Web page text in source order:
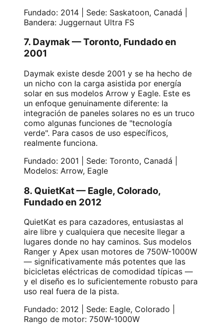
Fundado: 2014 | Sede: Saskatoon, Canadá |
Bandera: Juggernaut Ultra FS
7. Daymak — Toronto, Fundado en
2001
Daymak existe desde 2001 y se ha hecho de
un nicho con la carga asistida por energía
solar en sus modelos Arrow y Eagle. Este es
un enfoque genuinamente diferente: la
integración de paneles solares no es un truco
como algunas funciones de "tecnología
verde". Para casos de uso específicos,
realmente funciona.
Fundado: 2001 | Sede: Toronto, Canadá |
Modelos: Arrow, Eagle
8. QuietKat — Eagle, Colorado,
Fundado en 2012
QuietKat es para cazadores, entusiastas al
aire libre y cualquiera que necesite llegar a
lugares donde no hay caminos. Sus modelos
Ranger y Apex usan motores de 750W-1000W
— significativamente más potentes que las
bicicletas eléctricas de comodidad típicas —
y el diseño es lo suficientemente robusto para
uso real fuera de la pista.
Fundado: 2012 | Sede: Eagle, Colorado |
Rango de motor: 750W-1000W